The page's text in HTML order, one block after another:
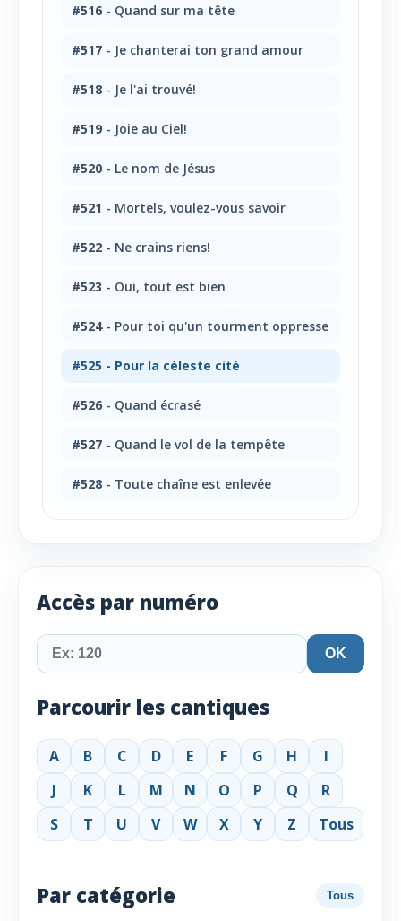
Accès par numéro
OK
Parcourir les cantiques
A B C D E F G H
I
J
K L M N O P Q
R
S
T U V W X Y Z Tous
Par catégorie Tous
#516 - Quand sur ma tête
#517 - Je chanterai ton grand amour
#518 - Je l'ai trouvé!
#519 - Joie au Ciel!
#520 - Le nom de Jésus
#521 - Mortels, voulez-vous savoir
#522 - Ne crains riens!
#523 - Oui, tout est bien
#524- Pour toi qu'un tourment oppresse
#525 - Pour la céleste cité
#526 - Quand écrasé
#527 - Quand le vol de la tempête
#528 - Toute chaîne est enlevée